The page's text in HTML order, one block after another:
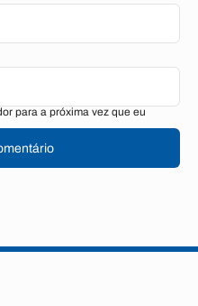
para a próxima vez que eu